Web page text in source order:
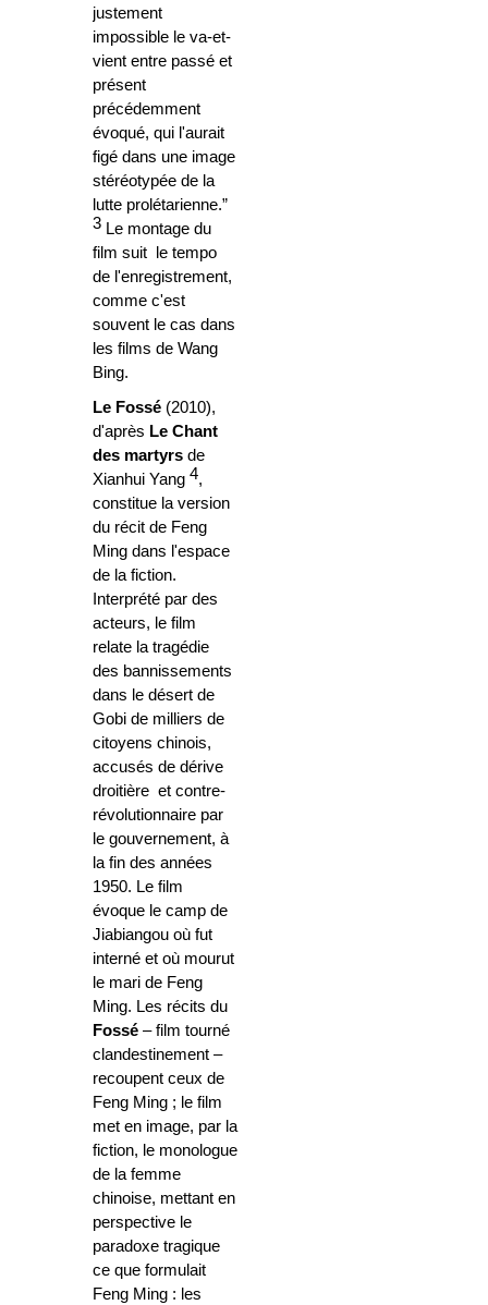
justement
impossible le va-et-
vient entre passé et
présent
précédemment
évoqué, qui l'aurait
figé dans une image
stéréotypée de la
lutte prolétarienne.”
3 Le montage du
film suit le tempo
de l'enregistrement,
comme c'est
souvent le cas dans
les films de Wang
Bing.
Le Fossé (2010),
d'après Le Chant
des martyrs de
Xianhui Yang 4,
constitue la version
du récit de Feng
Ming dans l'espace
de la fiction.
Interprété par des
acteurs, le film
relate la tragédie
des bannissements
dans le désert de
Gobi de milliers de
citoyens chinois,
accusés de dérive
droitière et contre-
révolutionnaire par
le gouvernement, à
la fin des années
1950. Le film
évoque le camp de
Jiabiangou où fut
interné et où mourut
le mari de Feng
Ming. Les récits du
Fossé – film tourné
clandestinement –
recoupent ceux de
Feng Ming ; le film
met en image, par la
fiction, le monologue
de la femme
chinoise, mettant en
perspective le
paradoxe tragique
ce que formulait
Feng Ming : les